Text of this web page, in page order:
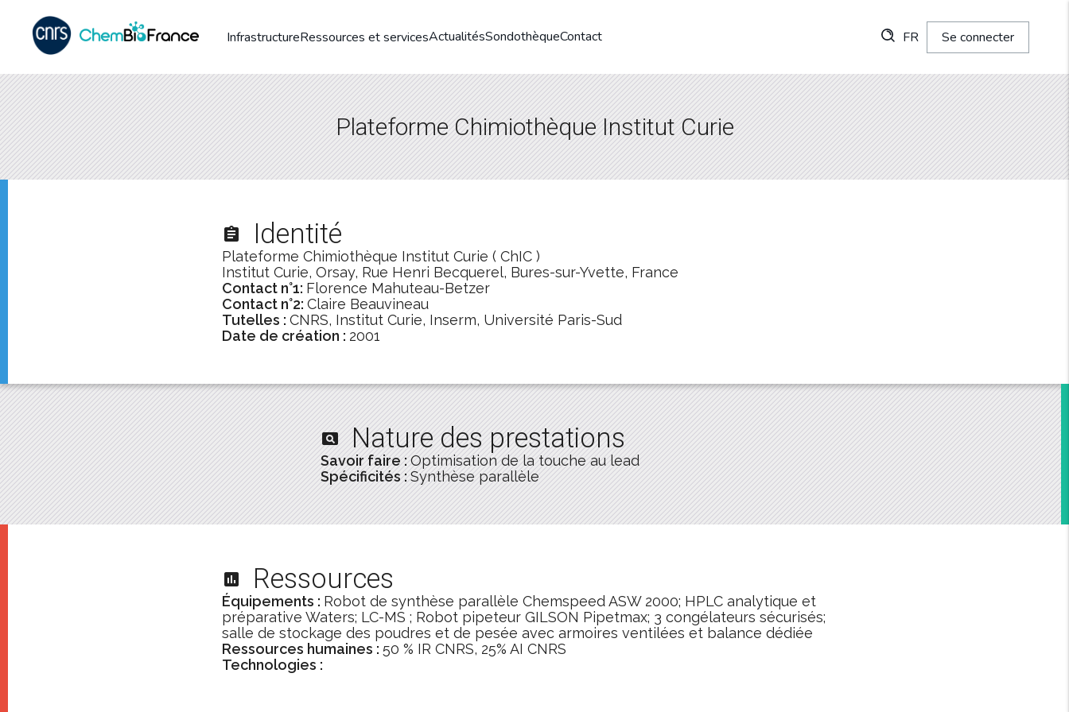
InfrastructureRessources et servicesActualitésSondothèqueContact FR Se connecter
Plateforme Chimiothèque Institut Curie
assignment Identité
Plateforme Chimiothèque Institut Curie ( ChIC )
Institut Curie, Orsay, Rue Henri Becquerel, Bures-sur-Yvette, France
Contact n°1: Florence Mahuteau-Betzer
Contact n°2: Claire Beauvineau
Tutelles : CNRS, Institut Curie, Inserm, Université Paris-Sud
Date de création : 2001
pageview Nature des prestations
Savoir faire :Optimisation de la touche au lead
Spécificités :Synthèse parallèle
assessment Ressources
Équipements : Robot de synthèse parallèle Chemspeed ASW 2000; HPLC analytique et
préparative Waters; LC-MS ; Robot pipeteur GILSON Pipetmax; 3 congélateurs sécurisés;
salle de stockage des poudres et de pesée avec armoires ventilées et balance dédiée
Ressources humaines : 50 % IR CNRS, 25% AI CNRS
Technologies :